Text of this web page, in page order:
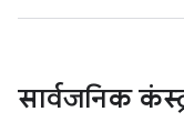
सार्वजनिक